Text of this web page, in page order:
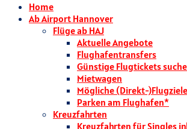
Home
Ab Airport Hannover
Flüge ab HAJ
Aktuelle Angebote
Flughafentransfers
Günstige Flugtickets
Mietwagen
Mögliche (Direkt-
Parken am Flughafen*
Kreuzfahrten
Kreuzfahrten für Singles